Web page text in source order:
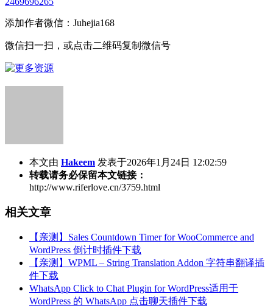
添加作者微信：Juhejia168
微信扫一扫，或点击二维码复制微信号
本文由 Hakeem 发表于2026年1月24日 12:02:59
转载请务必保留本文链接：
http://www.riferlove.cn/3759.html
相关文章
【亲测】Sales Countdown Timer for WooCommerce and
WordPress 倒计时插件下载
【亲测】WPML – String Translation Addon 字符串翻译插
件下载
WhatsApp Click to Chat Plugin for WordPress适用于
WordPress 的 WhatsApp 点击聊天插件下载